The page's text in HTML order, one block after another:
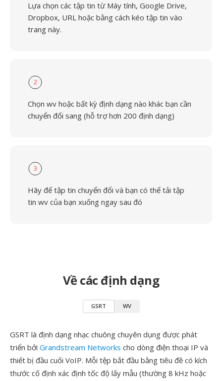
Lựa chọn các tập tin từ Máy tính, Google Drive,
Dropbox, URL hoặc bằng cách kéo tập tin vào
trang này.
2
Chọn wv hoặc bất kỳ định dạng nào khác bạn cần
chuyển đổi sang (hỗ trợ hơn 200 định dạng)
3
Hãy để tập tin chuyển đổi và bạn có thể tải tập
tin wv của bạn xuống ngay sau đó
Về các định dạng
GSRT WV
GSRT là định dạng nhạc chuông chuyên dụng được phát
triển bởi Grandstream Networks cho dòng điện thoại IP và
thiết bị đầu cuối VoIP. Mỗi tệp bắt đầu bằng tiêu đề có kích
thước cố định xác định tốc độ lấy mẫu (thường 8 kHz hoặc